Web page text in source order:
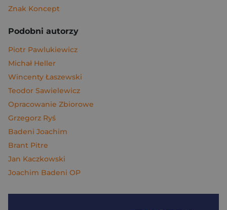
Znak Koncept
Podobni autorzy
Piotr Pawlukiewicz
Michał Heller
Wincenty Łaszewski
Teodor Sawielewicz
Opracowanie Zbiorowe
Grzegorz Ryś
Badeni Joachim
Brant Pitre
Jan Kaczkowski
Joachim Badeni OP